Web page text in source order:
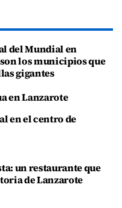
del Mundial en
los municipios que
gigantes
en Lanzarote
en el centro de
un restaurante que
de Lanzarote